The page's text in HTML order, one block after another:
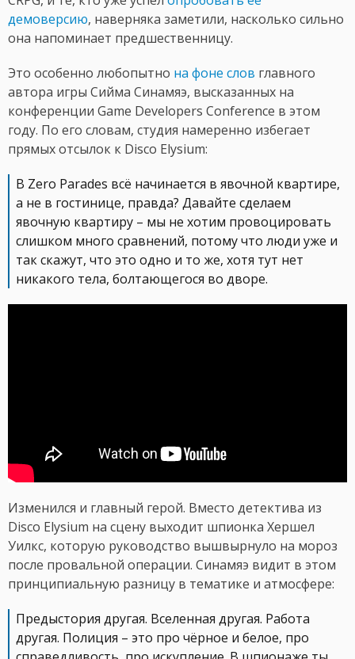
демоверсию, наверняка заметили, насколько сильно
она напоминает предшественницу.
Это особенно любопытно на фоне слов главного
автора игры Сийма Синамяэ, высказанных на
конференции Game Developers Conference в этом
году. По его словам, студия намеренно избегает
прямых отсылок к Disco Elysium:
В Zero Parades всё начинается в явочной квартире,
а не в гостинице, правда? Давайте сделаем
явочную квартиру – мы не хотим провоцировать
слишком много сравнений, потому что люди уже и
так скажут, что это одно и то же, хотя тут нет
никакого тела, болтающегося во дворе.
Изменился и главный герой. Вместо детектива из
Disco Elysium на сцену выходит шпионка Хершел
Уилкс, которую руководство вышвырнуло на мороз
после провальной операции. Синамяэ видит в этом
принципиальную разницу в тематике и атмосфере:
Предыстория другая. Вселенная другая. Работа
другая. Полиция – это про чёрное и белое, про